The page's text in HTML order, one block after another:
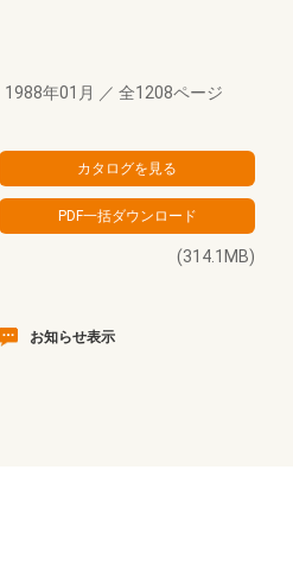
1988年01月 ／ 全1208ページ
(314.1MB)
お知らせ表示